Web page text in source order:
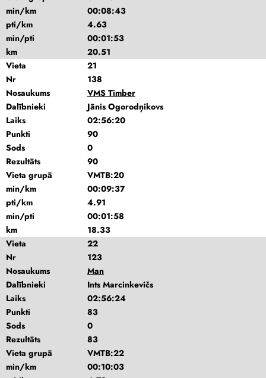
min/km
00:08:43
pti/km
4.63
min/pti
00:01:53
km
20.51
Vieta
21
Nr
138
Nosaukums
VMS Timber
Dalībnieki
Jānis Ogorodņikovs
Laiks
02:56:20
Punkti
90
Sods
0
Rezultāts
90
Vieta grupā
VMTB:20
min/km
00:09:37
pti/km
4.91
min/pti
00:01:58
km
18.33
Vieta
22
Nr
123
Nosaukums
Man
Dalībnieki
Ints Marcinkevičs
Laiks
02:56:24
Punkti
83
Sods
0
Rezultāts
83
Vieta grupā
VMTB:22
min/km
00:10:03